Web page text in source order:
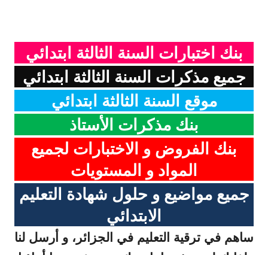
بنك اختبارات السنة الثالثة ابتدائي
جميع مذكرات السنة الثالثة ابتدائي
موقع السنة الثالثة ابتدائي
بنك مذكرات الأستاذ
بنك الفروض و الاختبارات لجميع
المواد و المستويات
جميع مواضيع و حلول شهادة التعليم
الابتدائي
ساهم في ترقية التعليم في الجزائر، و أرسل لنا